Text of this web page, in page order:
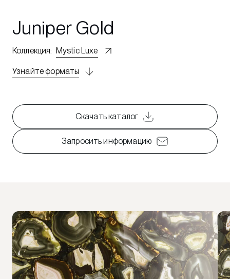
Juniper Gold
Коллекция: Mystic Luxe
Узнайте форматы
Скачать каталог
Запросить информацию